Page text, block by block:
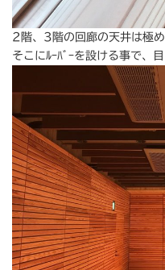
2階、3階の回廊の天井は極
そこにﾙｰﾊﾞｰを設ける事で、